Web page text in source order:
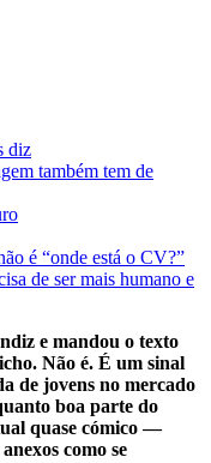
diz
também tem de
é “onde está o CV?”
de ser mais humano e
e mandou o texto
Não é. É um sinal
de jovens no mercado
boa parte do
quase cómico —
como se